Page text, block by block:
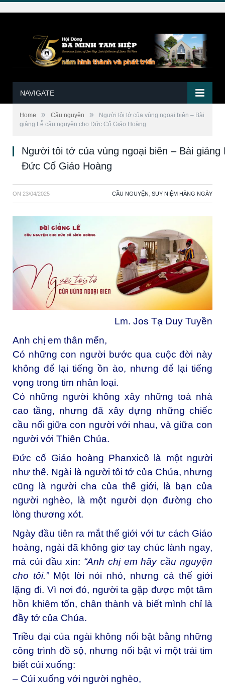
NAVIGATE
Home » Cầu nguyện »
Người tôi tớ của vùng ngoại biên – Bài
giảng Lễ cầu nguyện cho Đức Cố Giáo Hoàng
Người tôi tớ của vùng ngoại biên – Bài giảng
Đức Cố Giáo Hoàng
ON 23/04/2025 CẦU NGUYỆN SUY NIỆM HẰNG NGÀY
Lm. Jos Tạ Duy Tuyền
Anh chị em thân mến,
Có những con người bước qua cuộc đời này
không để lại tiếng ồn ào, nhưng để lại tiếng
vọng trong tim nhân loại.
Có những người không xây những toà nhà
cao tầng, nhưng đã xây dựng những chiếc
cầu nối giữa con người với nhau, và giữa con
người với Thiên Chúa.
Đức cố Giáo hoàng Phanxicô là một người
như thế. Ngài là người tôi tớ của Chúa, nhưng
cũng là người cha của thế giới, là bạn của
người nghèo, là một người dọn đường cho
lòng thương xót.
Ngày đầu tiên ra mắt thế giới với tư cách Giáo
hoàng, ngài đã không giơ tay chúc lành ngay,
mà cúi đầu xin: “Anh chị em hãy cầu nguyện
cho tôi.” Một lời nói nhỏ, nhưng cả thế giới
lặng đi. Vì nơi đó, người ta gặp được một tâm
hồn khiêm tốn, chân thành và biết mình chỉ là
đầy tớ của Chúa.
Triều đại của ngài không nổi bật bằng những
công trình đồ sộ, nhưng nổi bật vì một trái tim
biết cúi xuống:
– Cúi xuống với người nghèo,